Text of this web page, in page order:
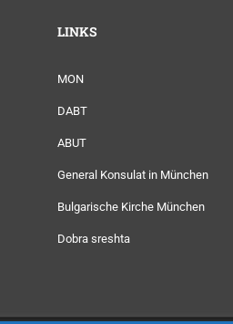
LINKS
MON
DABT
ABUT
General Konsulat in München
Bulgarische Kirche München
Dobra sreshta